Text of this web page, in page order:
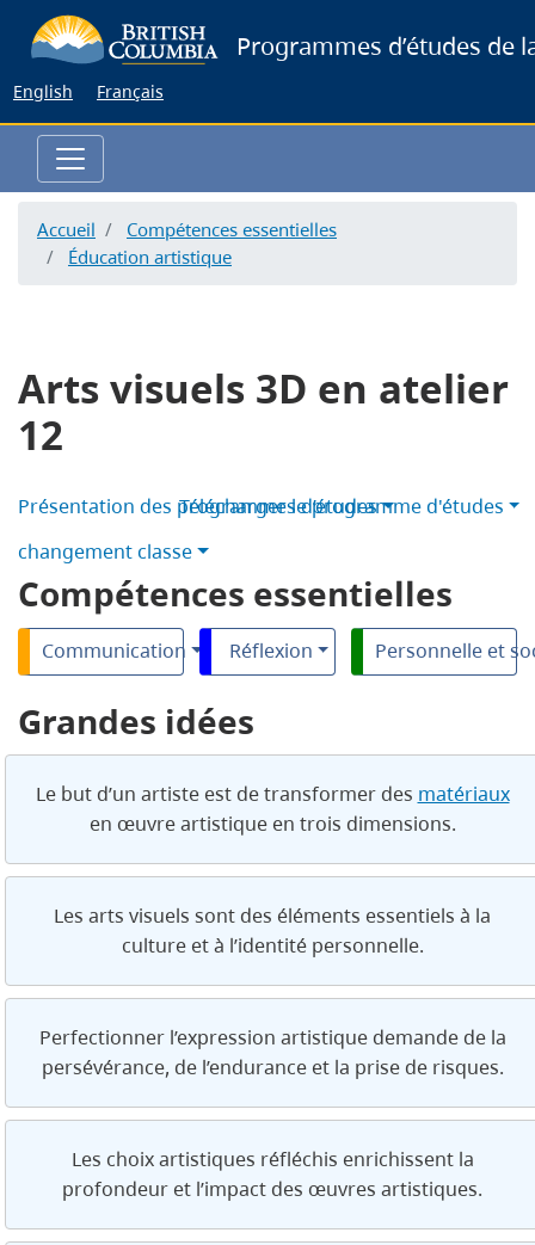
to
Programmes d’études de
English Français
Accueil
Compétences essentielles
Éducation artistique
Arts visuels 3D en atelier
12
Télécharger le programme d'études
Présentation des programmes d’études
changement classe
Compétences essentielles
Communication Réflexion Personnelle et
Grandes idées
Le but d’un artiste est de transformer des matériaux
en œuvre artistique en trois dimensions.
Les arts visuels sont des éléments essentiels à la
culture et à l’identité personnelle.
Perfectionner l’expression artistique demande de la
persévérance, de l’endurance et la prise de risques.
Les choix artistiques réfléchis enrichissent la
profondeur et l’impact des œuvres artistiques.